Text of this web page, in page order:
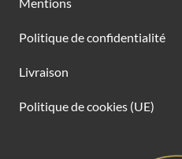
Politique de confidentialité
Livraison
Politique de cookies (UE)